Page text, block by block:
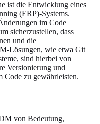
ist die Entwicklung eines
(ERP)-Systems.
im Code
sicherzustellen, dass
und die
Lösungen, wie etwa Git
sind hierbei von
Versionierung und
Code zu gewährleisten.
von Bedeutung,